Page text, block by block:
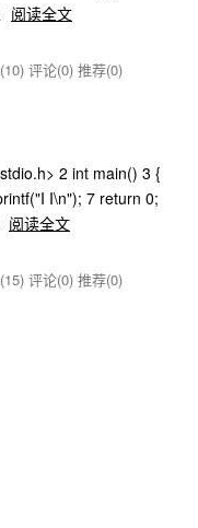
阅读全文
评论(0) 推荐(0)
2 int main() 3 {
I\n"); 7 return 0;
阅读全文
评论(0) 推荐(0)